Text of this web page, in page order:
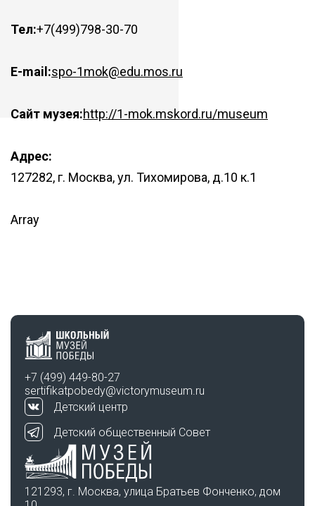
Тел:+7(499)798-30-70
E-mail:spo-1mok@edu.mos.ru
Сайт музея:http://1-mok.mskord.ru/museum
Адрес:
127282, г. Москва, ул. Тихомирова, д.10 к.1
Array
+7 (499) 449-80-27
sertifikatpobedy@victorymuseum.ru
Детский центр
Детский общественный Совет
121293, г. Москва, улица Братьев Фонченко, дом